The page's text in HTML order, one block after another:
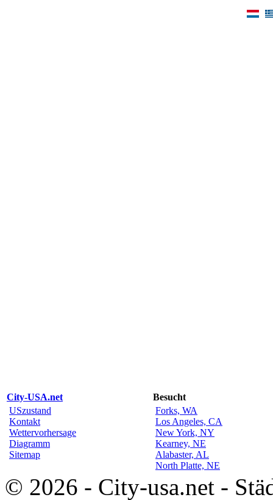
City-USA.net
Besucht
USzustand
Kontakt
Wettervorhersage
Diagramm
Sitemap
Forks, WA
Los Angeles, CA
New York, NY
Kearney, NE
Alabaster, AL
North Platte, NE
© 2026 - City-usa.net -